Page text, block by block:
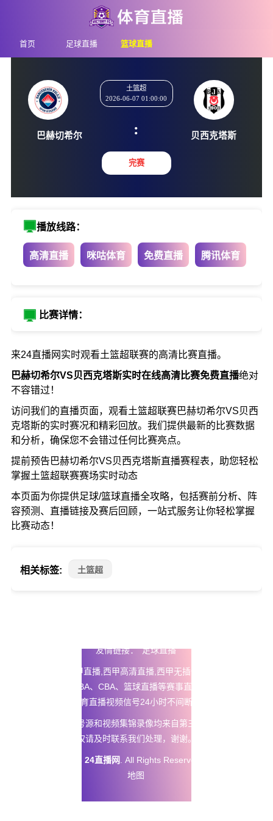
首页 足球直播 篮球直播
土篮超
2026-06-07 01:00:00
:
完赛
播放线路：
高清直播 咪咕体育 免费直播 腾讯体育
比赛详情：
来24直播网实时观看土篮超联赛的高清比赛直播。
巴赫切希尔VS贝西克塔斯实时在线高清比赛免费直播绝对
不容错过！
访问我们的直播页面，观看土篮超联赛巴赫切希尔VS贝西
克塔斯的实时赛况和精彩回放。我们提供最新的比赛数据
和分析，确保您不会错过任何比赛亮点。
提前预告巴赫切希尔VS贝西克塔斯直播赛程表，助您轻松
掌握土篮超联赛赛场实时动态
本页面为你提供足球/篮球直播全攻略，包括赛前分析、阵
容预测、直播链接及赛后回顾，一站式服务让你轻松掌握
比赛动态！
相关标签: 土篮超
友情链接：足球直播
提供西甲直播,西甲高清直播,西甲无插件免费直播以及五
大联赛直播、NBA、CBA、篮球直播等赛事直播在线观看无插
件，体育直播视频信号24小时不间断更新。
本站所有直播信号源和视频集锦录像均来自第三方平台，如有侵
权请及时联系我们处理，谢谢。
Copyright © 202524直播网. All Rights Reserved 版权所有
地图